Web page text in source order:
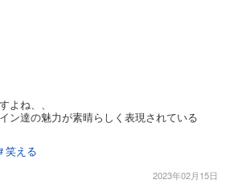
よね、、
ン達の魅力が素晴らしく表現されている
笑える
2023年02月15日